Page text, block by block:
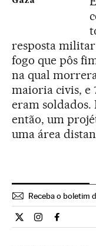
resposta militar
fogo que pôs
na qual
maioria civis, e
eram soldados.
então, um
uma área
Receba o boletim
Internacional El
Internacional